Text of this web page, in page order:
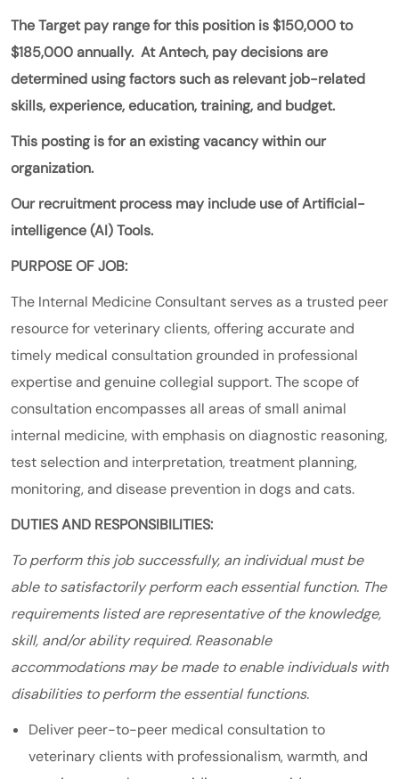
The Target pay range for this position is $150,000 to
$185,000 annually. At Antech, pay decisions are
determined using factors such as relevant job-related
skills, experience, education, training, and budget.
This posting is for an existing vacancy within our
organization.
Our recruitment process may include use of Artificial-
intelligence (AI) Tools.
PURPOSE OF JOB:
The Internal Medicine Consultant serves as a trusted peer
resource for veterinary clients, offering accurate and
timely medical consultation grounded in professional
expertise and genuine collegial support. The scope of
consultation encompasses all areas of small animal
internal medicine, with emphasis on diagnostic reasoning,
test selection and interpretation, treatment planning,
monitoring, and disease prevention in dogs and cats.
DUTIES AND RESPONSIBILITIES:
To perform this job successfully, an individual must be
able to satisfactorily perform each essential function. The
requirements listed are representative of the knowledge,
skill, and/or ability required. Reasonable
accommodations may be made to enable individuals with
disabilities to perform the essential functions.
Deliver peer-to-peer medical consultation to
veterinary clients with professionalism, warmth, and